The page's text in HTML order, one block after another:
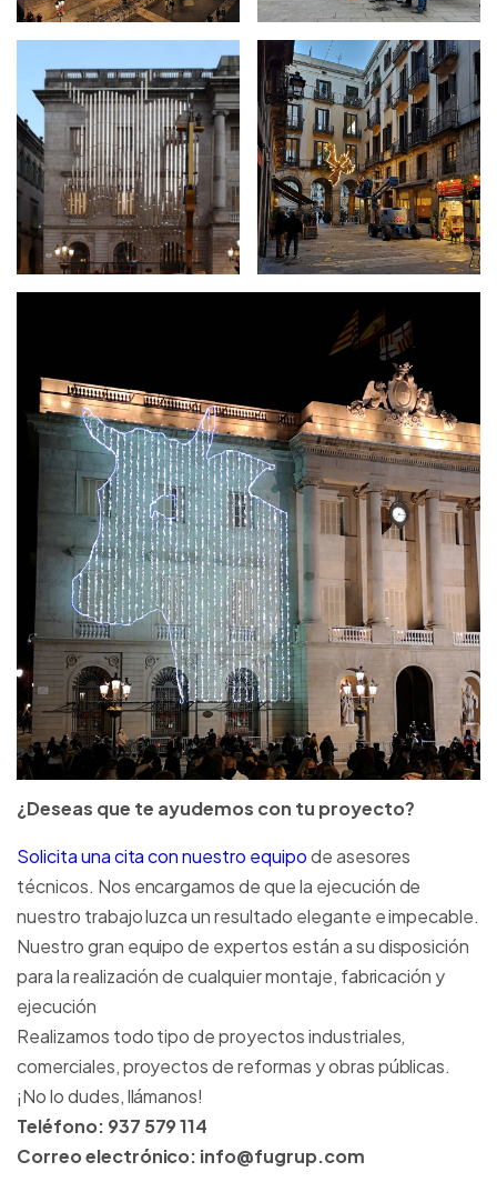
¿Deseas que te ayudemos con tu proyecto?
Solicita una cita con nuestro equipode asesores
técnicos. Nos encargamos de que la ejecución de
nuestro trabajo luzca un resultado elegante e impecable.
Nuestro gran equipo de expertos están a su disposición
para la realización de cualquier montaje, fabricación y
ejecución
Realizamos todo tipo de proyectos industriales,
comerciales, proyectos de reformas y obras públicas.
¡No lo dudes, llámanos!
Teléfono: 937 579 114
Correo electrónico: info@fugrup.com